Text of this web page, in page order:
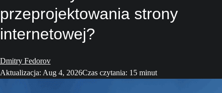
przeprojektowania strony
internetowej?
Dmitry Fedorov
Aktualizacja: Aug 4, 2026Czas czytania: 15 minut